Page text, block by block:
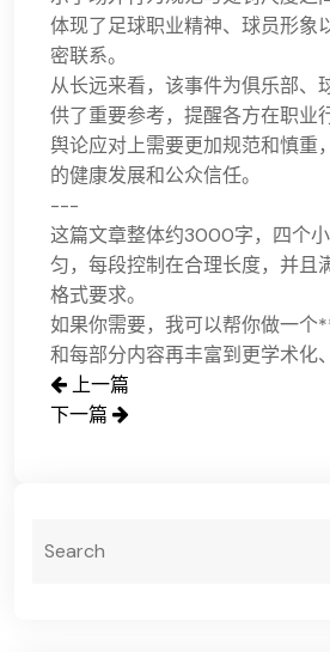
体现了足球职业精神、球员形象
密联系。
从长远来看，该事件为俱乐部、
供了重要参考，提醒各方在职业
舆论应对上需要更加规范和慎重
的健康发展和公众信任。
---
这篇文章整体约3000字，四个
匀，每段控制在合理长度，并且
格式要求。
如果你需要，我可以帮你做一个
和每部分内容再丰富到更学术化
上一篇
下一篇